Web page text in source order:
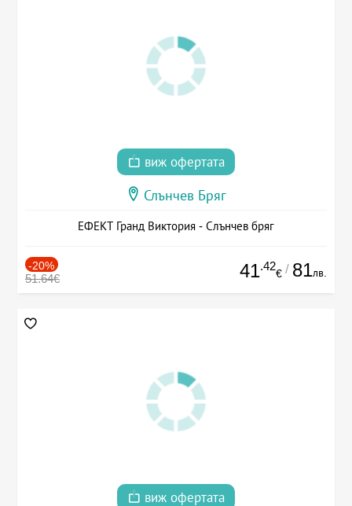
виж офертата
Слънчев Бряг
ЕФЕКТ Гранд Виктория - Слънчев бряг
-20%
51.64€ 41.42
€ / 81лв.
виж офертата